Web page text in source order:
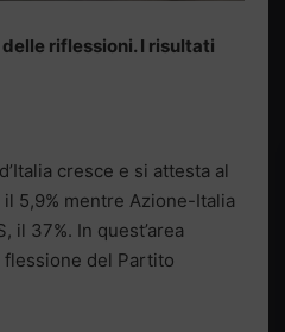
riflessioni. I risultati
cresce e si attesta al
5,9% mentre Azione-Italia
il 37%. In quest’area
del Partito